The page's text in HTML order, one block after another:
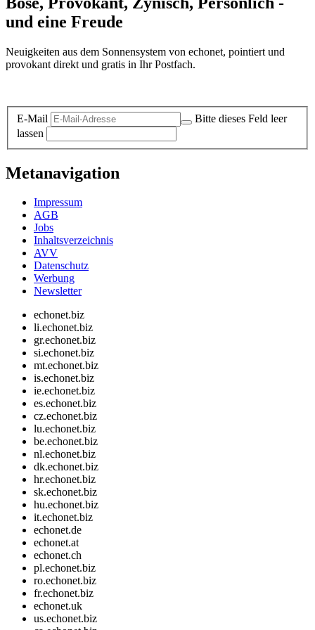
und eine Freude
Neuigkeiten aus dem Sonnensystem von echonet, pointiert und
provokant direkt und gratis in Ihr Postfach.
E-Mail
Bitte dieses Feld leer
lassen
Metanavigation
Impressum
AGB
Jobs
Inhaltsverzeichnis
AVV
Datenschutz
Werbung
Newsletter
echonet.biz
li.echonet.biz
gr.echonet.biz
si.echonet.biz
mt.echonet.biz
is.echonet.biz
ie.echonet.biz
es.echonet.biz
cz.echonet.biz
lu.echonet.biz
be.echonet.biz
nl.echonet.biz
dk.echonet.biz
hr.echonet.biz
sk.echonet.biz
hu.echonet.biz
it.echonet.biz
echonet.de
echonet.at
echonet.ch
pl.echonet.biz
ro.echonet.biz
fr.echonet.biz
echonet.uk
us.echonet.biz